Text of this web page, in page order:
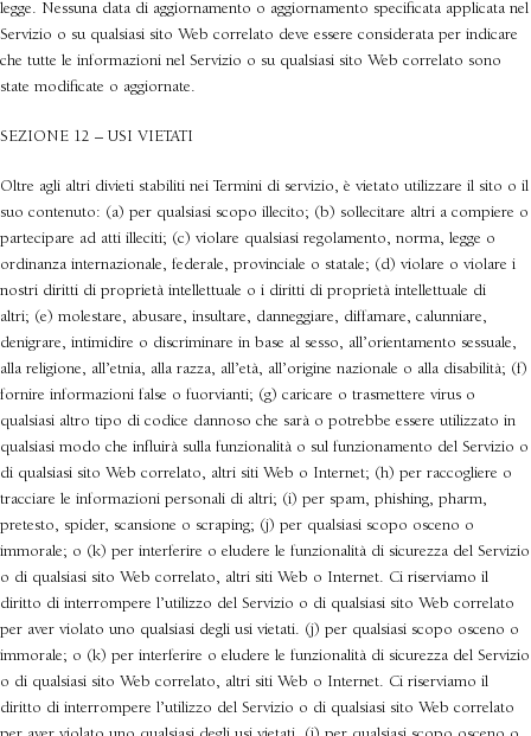
legge. Nessuna data di aggiornamento o aggiornamento specificata applicata nel
Servizio o su qualsiasi sito Web correlato deve essere considerata per indicare
che tutte le informazioni nel Servizio o su qualsiasi sito Web correlato sono
state modificate o aggiornate.
SEZIONE 12 – USI VIETATI
Oltre agli altri divieti stabiliti nei Termini di servizio, è vietato utilizzare il sito o il
suo contenuto: (a) per qualsiasi scopo illecito; (b) sollecitare altri a compiere o
partecipare ad atti illeciti; (c) violare qualsiasi regolamento, norma, legge o
ordinanza internazionale, federale, provinciale o statale; (d) violare o violare i
nostri diritti di proprietà intellettuale o i diritti di proprietà intellettuale di
altri; (e) molestare, abusare, insultare, danneggiare, diffamare, calunniare,
denigrare, intimidire o discriminare in base al sesso, all’orientamento sessuale,
alla religione, all’etnia, alla razza, all’età, all’origine nazionale o alla disabilità; (f)
fornire informazioni false o fuorvianti; (g) caricare o trasmettere virus o
qualsiasi altro tipo di codice dannoso che sarà o potrebbe essere utilizzato in
qualsiasi modo che influirà sulla funzionalità o sul funzionamento del Servizio o
di qualsiasi sito Web correlato, altri siti Web o Internet; (h) per raccogliere o
tracciare le informazioni personali di altri; (i) per spam, phishing, pharm,
pretesto, spider, scansione o scraping; (j) per qualsiasi scopo osceno o
immorale; o (k) per interferire o eludere le funzionalità di sicurezza del Servizio
o di qualsiasi sito Web correlato, altri siti Web o Internet. Ci riserviamo il
diritto di interrompere l’utilizzo del Servizio o di qualsiasi sito Web correlato
per aver violato uno qualsiasi degli usi vietati. (j) per qualsiasi scopo osceno o
immorale; o (k) per interferire o eludere le funzionalità di sicurezza del Servizio
o di qualsiasi sito Web correlato, altri siti Web o Internet. Ci riserviamo il
diritto di interrompere l’utilizzo del Servizio o di qualsiasi sito Web correlato